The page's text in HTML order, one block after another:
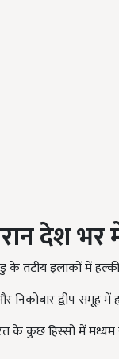
देश
के तटीय इलाकों में
द्वीप समूह में
के कुछ हिस्सों में मध्यम